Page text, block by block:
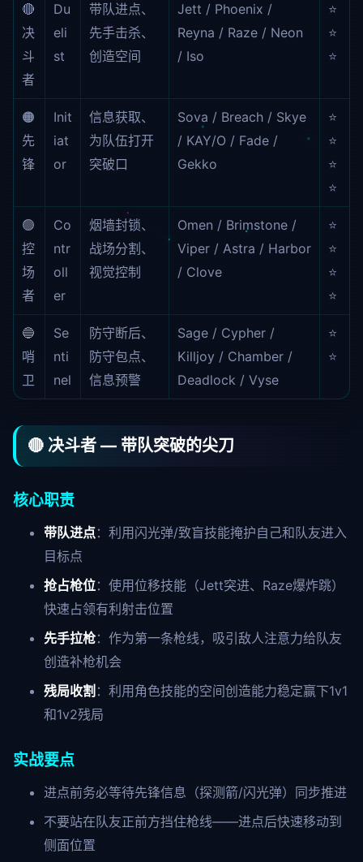
🔴
决
斗
者
Du
eli
st
带队进点、
先手击杀、
创造空间
Jett / Phoenix /
Reyna / Raze / Neon
/ Iso
⭐
⭐
⭐
🟠
先
锋
Init
iat
or
信息获取、
为队伍打开
突破口
Sova / Breach / Skye
/ KAY/O / Fade /
Gekko
⭐
⭐
⭐
⭐
🟢
控
场
者
Co
ntr
oll
er
烟墙封锁、
战场分割、
视觉控制
Omen / Brimstone /
Viper / Astra / Harbor
/ Clove
⭐
⭐
⭐
⭐
🔵
哨
卫
Se
nti
nel
防守断后、
防守包点、
信息预警
Sage / Cypher /
Killjoy / Chamber /
Deadlock / Vyse
⭐
⭐
🔴 决斗者 — 带队突破的尖刀
核心职责
带队进点：利用闪光弹/致盲技能掩护自己和队友进入
目标点
抢占枪位：使用位移技能（Jett突进、Raze爆炸跳）
快速占领有利射击位置
先手拉枪：作为第一条枪线，吸引敌人注意力给队友
创造补枪机会
残局收割 ：利用角色技能的空间创造能力稳定赢下1v1
和1v2残局
实战要点
进点前务必等待先锋信息（探测箭/闪光弹）同步推进
不要站在队友正前方挡住枪线——进点后快速移动到
侧面位置